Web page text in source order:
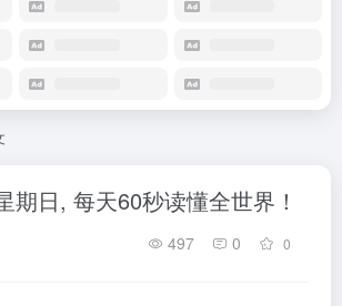
期日, 每天60秒读懂全世界！
497 0 0